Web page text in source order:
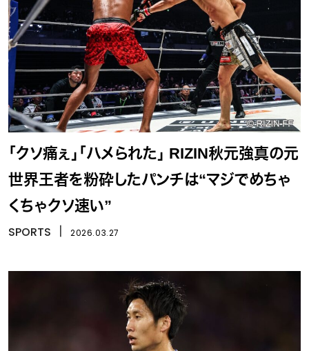
「クソ痛ぇ」「ハメられた」 RIZIN秋元強真の元
世界王者を粉砕したパンチは“マジでめちゃ
くちゃクソ速い”
SPORTS 2026.03.27